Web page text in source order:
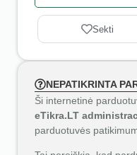
Sekti
NEPATIKRINTA
Ši internetinė
eTikra.LT
parduotuvės